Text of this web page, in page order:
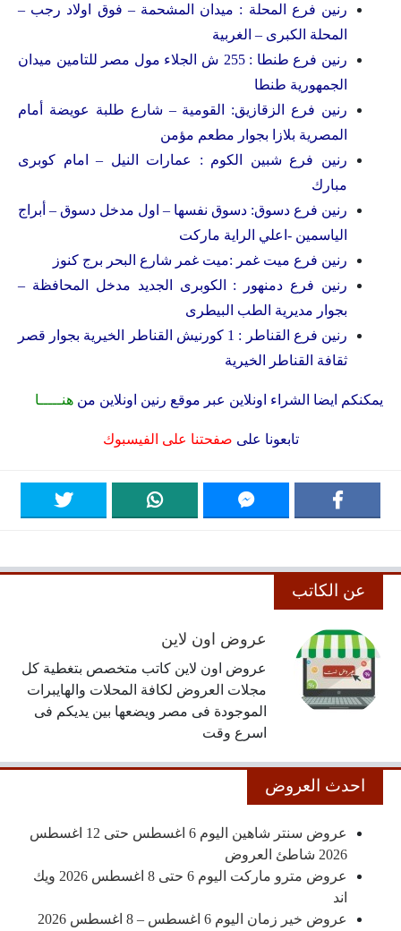
رنين فرع المحلة : ميدان المشحمة – فوق اولاد رجب –
المحلة الكبرى – الغربية
رنين فرع طنطا : 255 ش الجلاء مول مصر للتامين ميدان
الجمهورية طنطا
رنين فرع الزقازيق: القومية – شارع طلبة عويضة أمام
المصرية بلازا بجوار مطعم مؤمن
رنين فرع شبين الكوم : عمارات النيل – امام كوبرى
مبارك
رنين فرع دسوق: دسوق نفسها – اول مدخل دسوق – أبراج
الياسمين -اعلي الراية ماركت
رنين فرع ميت غمر :ميت غمر شارع البحر برج كنوز
رنين فرع دمنهور : الكوبرى الجديد مدخل المحافظة –
بجوار مديرية الطب البيطرى
رنين فرع القناطر : 1 كورنيش القناطر الخيرية بجوار قصر
ثقافة القناطر الخيرية
يمكنكم ايضا الشراء اونلاين عبر موقع رنين اونلاين من هنـــــا
تابعونا على صفحتنا على الفيسبوك
عن الكاتب
عروض اون لاين
عروض اون لاين كاتب متخصص بتغطية كل
مجلات العروض لكافة المحلات والهايبرات
الموجودة فى مصر ويضعها بين يديكم فى
اسرع وقت
احدث العروض
عروض سنتر شاهين اليوم 6 اغسطس حتى 12 اغسطس
2026 شاطئ العروض
عروض مترو ماركت اليوم 6 حتى 8 اغسطس 2026 ويك
اند
عروض خير زمان اليوم 6 اغسطس – 8 اغسطس 2026